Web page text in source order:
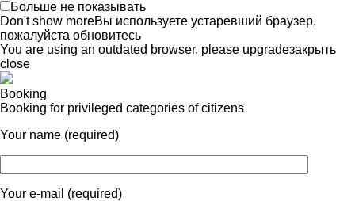
Больше не показывать
Don't show moreВы используете устаревший браузер,
пожалуйста обновитесь
You are using an outdated browser, please upgradeзакрыть
close
Booking
Booking for privileged categories of citizens
Your name (required)
Your e-mail (required)